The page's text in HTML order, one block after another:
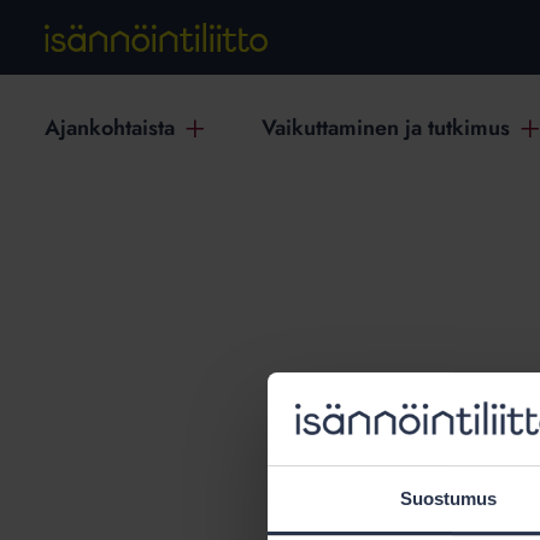
Suostumus
Ajankohtaista Vaikuttaminen ja tutkimus